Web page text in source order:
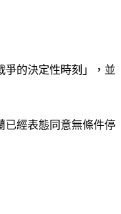
爭的決定性時刻」，並
已經表態同意無條件停